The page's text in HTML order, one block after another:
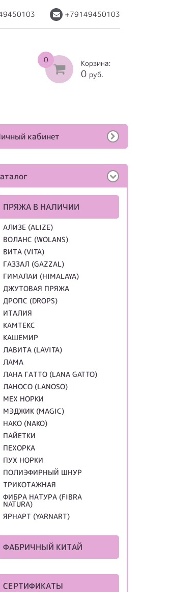
+79149450103
0 Корзина:
0 руб.
кабинет
ПРЯЖА В НАЛИЧИИ
АЛИЗЕ (ALIZE)
ВОЛАНС (WOLANS)
ВИТА (VITA)
ГАЗЗАЛ (GAZZAL)
ГИМАЛАИ (HIMALAYA)
ДЖУТОВАЯ ПРЯЖА
ДРОПС (DROPS)
ИТАЛИЯ
КАМТЕКС
КАШЕМИР
ЛАВИТА (LAVITA)
ЛАМА
ЛАНА ГАТТО (LANA GATTO)
ЛАНОСО (LANOSO)
МЕХ НОРКИ
МЭДЖИК (MAGIC)
НАКО (NAKO)
ПАЙЕТКИ
ПЕХОРКА
ПУХ НОРКИ
ПОЛИЭФИРНЫЙ ШНУР
ТРИКОТАЖНАЯ
ФИБРА НАТУРА (FIBRA
NATURA)
ЯРНАРТ (YARNART)
ФАБРИЧНЫЙ КИТАЙ
СЕРТИФИКАТЫ